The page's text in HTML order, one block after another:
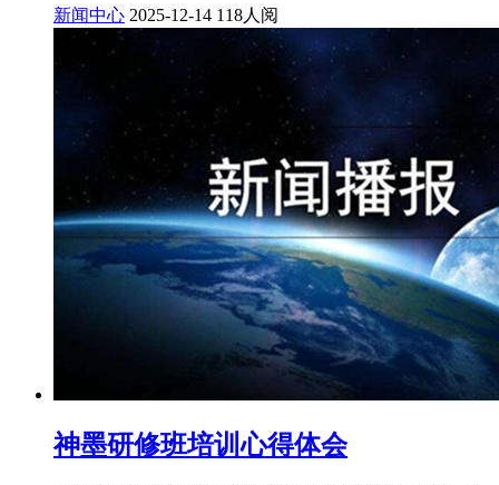
新闻中心 2025-12-14 118人阅
神墨研修班培训心得体会